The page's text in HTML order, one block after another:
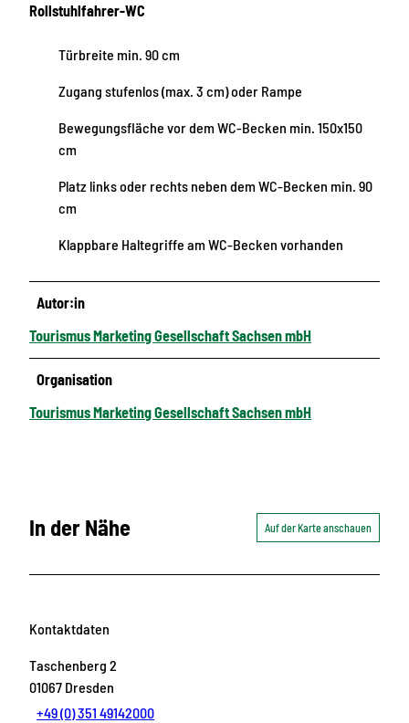
Rollstuhlfahrer-WC
Türbreite min. 90 cm
Zugang stufenlos (max. 3 cm) oder Rampe
Bewegungsfläche vor dem WC-Becken min. 150x150
cm
Platz links oder rechts neben dem WC-Becken min. 90
cm
Klappbare Haltegriffe am WC-Becken vorhanden
Autor:in
Tourismus Marketing Gesellschaft Sachsen mbH
Organisation
Tourismus Marketing Gesellschaft Sachsen mbH
In der Nähe Auf der Karte anschauen
Kontaktdaten
Taschenberg 2
01067 Dresden
+49 (0) 351 49142000